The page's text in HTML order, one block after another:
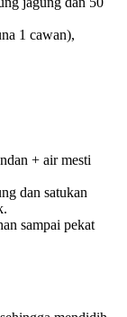
1 cawan),
+ air mesti
dan satukan
sampai pekat